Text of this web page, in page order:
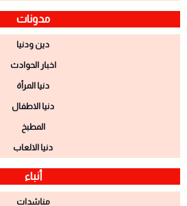
مدونات
دين ودنيا
اخبار الحوادث
دنيا المرأة
دنيا الاطفال
المطبخ
دنيا الالعاب
أنباء
مناشدات